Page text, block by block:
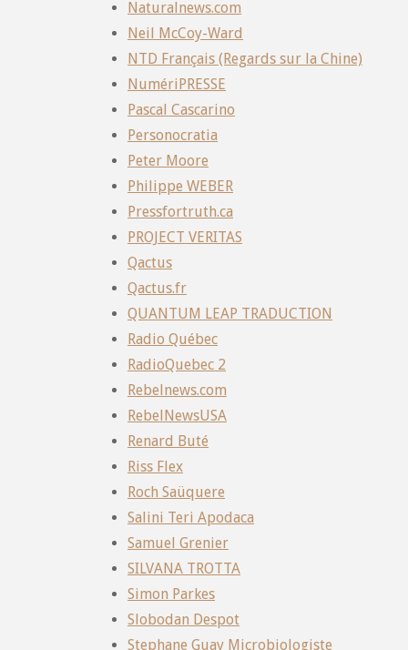
Naturalnews.com
Neil McCoy-Ward
NTD Français (Regards sur la Chine)
NumériPRESSE
Pascal Cascarino
Personocratia
Peter Moore
Philippe WEBER
Pressfortruth.ca
PROJECT VERITAS
Qactus
Qactus.fr
QUANTUM LEAP TRADUCTION
Radio Québec
RadioQuebec 2
Rebelnews.com
RebelNewsUSA
Renard Buté
Riss Flex
Roch Saüquere
Salini Teri Apodaca
Samuel Grenier
SILVANA TROTTA
Simon Parkes
Slobodan Despot
Stephane Guay Microbiologiste